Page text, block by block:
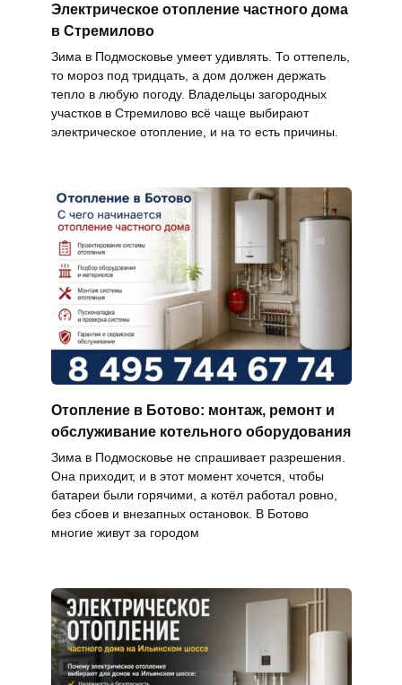
Электрическое отопление частного дома
в Стремилово
Зима в Подмосковье умеет удивлять. То оттепель,
то мороз под тридцать, а дом должен держать
тепло в любую погоду. Владельцы загородных
участков в Стремилово всё чаще выбирают
электрическое отопление, и на то есть причины.
Отопление в Ботово: монтаж, ремонт и
обслуживание котельного оборудования
Зима в Подмосковье не спрашивает разрешения.
Она приходит, и в этот момент хочется, чтобы
батареи были горячими, а котёл работал ровно,
без сбоев и внезапных остановок. В Ботово
многие живут за городом